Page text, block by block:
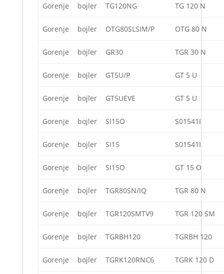
Gorenje bojler TG120NG TG 120 N
Gorenje bojler OTG80SLSIM/P OTG 80 N
Gorenje bojler GR30 TGR 30 N
Gorenje bojler GT5U/P GT 5 U
Gorenje bojler GT5UEVE GT 5 U
Gorenje bojler SI15O S01541I
Gorenje bojler SI15 S01541I
Gorenje bojler SI15O GT 15 O
Gorenje bojler TGR80SN/IQ TGR 80 N
Gorenje bojler TGR120SMTV9 TGR 120 SM
Gorenje bojler TGRBH120 TGRBH 120
Gorenje bojler TGRK120RNC6 TGRK 120 D